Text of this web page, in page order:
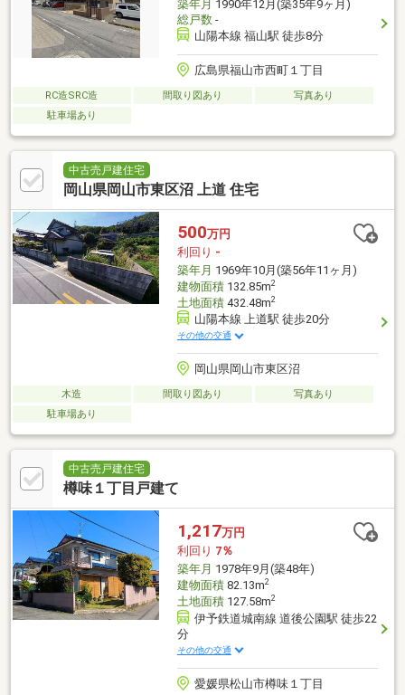
築年月 1990年12月(築35年9ヶ月)
総戸数-
山陽本線 福山駅 徒歩8分
広島県福山市西町１丁目
RC造SRC造 間取り図あり
写真あり
駐車場あり
中古売戸建住宅
岡山県岡山市東区沼 上道 住宅
500万円
利回り -
築年月 1969年10月(築56年11ヶ月)
建物面積132.85m2
土地面積432.48m2
山陽本線 上道駅 徒歩20分
その他の交通
岡山県岡山市東区沼
木造 間取り図あり
写真あり
駐車場あり
中古売戸建住宅
樽味１丁目戸建て
1,217万円
利回り 7％
築年月 1978年9月(築48年)
建物面積82.13m2
土地面積127.58m2
伊予鉄道城南線 道後公園駅 徒歩22
分
その他の交通
愛媛県松山市樽味１丁目